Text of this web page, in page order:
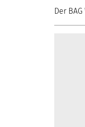
Der